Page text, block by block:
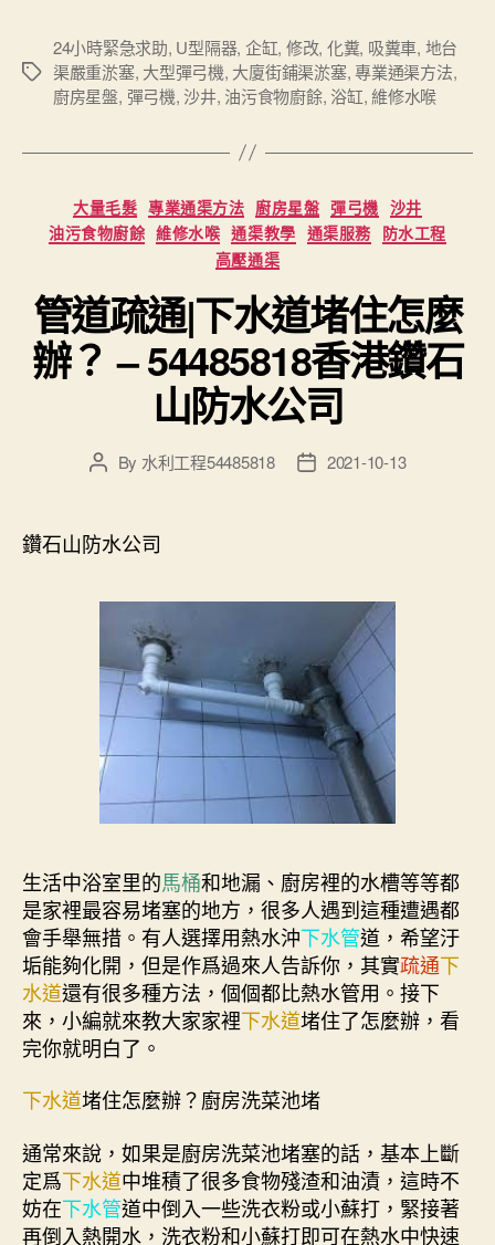
Tags
24小時緊急求助, U型隔器, 企缸, 修改, 化糞, 吸糞車, 地台
渠嚴重淤塞, 大型彈弓機, 大廈街鋪渠淤塞,專業通渠方法,
廚房星盤, 彈弓機,沙井, 油污食物廚餘, 浴缸,維修水喉
Categories
大量毛髮 專業通渠方法 廚房星盤 彈弓機 沙井
油污食物廚餘 維修水喉 通渠教學 通渠服務 防水工程
高壓通渠
管道疏通|下水道堵住怎麼
辦？ – 54485818香港鑽石
山防水公司
PostBy 水利工程54485818
Post2021-10-13
鑽石山防水公司
生活中浴室里的馬桶和地漏、廚房裡的水槽等等都
是家裡最容易堵塞的地方，很多人遇到這種遭遇都
會手舉無措。有人選擇用熱水沖下水管道，希望汙
垢能夠化開，但是作爲過來人告訴你，其實疏通下
水道還有很多種方法，個個都比熱水管用。接下
來，小編就來教大家家裡下水道堵住了怎麼辦，看
完你就明白了。
下水道堵住怎麼辦？廚房洗菜池堵
通常來說，如果是廚房洗菜池堵塞的話，基本上斷
定爲下水道中堆積了很多食物殘渣和油漬，這時不
妨在下水管道中倒入一些洗衣粉或小蘇打，緊接著
再倒入熱開水，洗衣粉和小蘇打即可在熱水中快速